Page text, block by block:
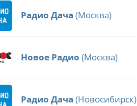
Радио Дача (Москва)
Новое Радио (Москва)
Радио Дача (Новосибирск)